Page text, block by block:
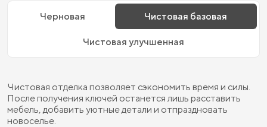
Черновая Чистовая базовая
Чистовая улучшенная
Чистовая отделка позволяет сэкономить время и силы.
После получения ключей останется лишь расставить
мебель, добавить уютные детали и отпраздновать
новоселье.